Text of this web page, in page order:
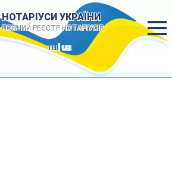
НОТАРІУСИ УКРАЇНИ
ПОВНИЙ РЕЄСТР НОТАРІУСІВ
ru| ua